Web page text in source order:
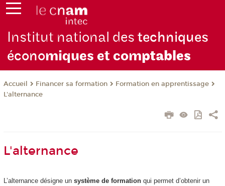
Institut national destechniques
économiques et comptables
Accueil Financer sa formation
Formation en apprentissage
L'alternance
L'alternance
L’alternance désigne un système de formationqui permet d’obtenir un